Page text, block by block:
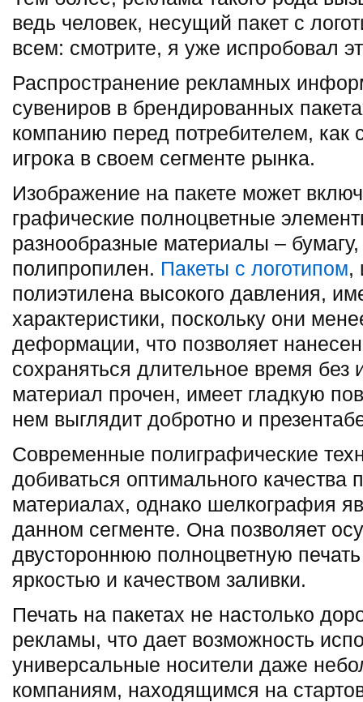
ведь человек, несущий пакет с
всем: смотрите, я уже испробовал
Распространение рекламных
сувениров в брендированных
компанию перед потребителем, как
игрока в своем сегменте рынка.
Изображение на пакете может
графические полноцветные
разнообразные материалы –
полипропилен. Пакеты с логотипом,
полиэтилена высокого давления,
характеристики, поскольку они
деформации, что позволяет
сохраняться длительное время без
материал прочен, имеет гладкую
нем выглядит добротно и
Современные полиграфические
добиваться оптимального качества
материалах, однако шелкография
данном сегменте. Она позволяет
двустороннюю полноцветную
яркостью и качеством заливки.
Печать на пакетах не настолько
рекламы, что дает возможность
универсальные носители даже
компаниям, находящимся на